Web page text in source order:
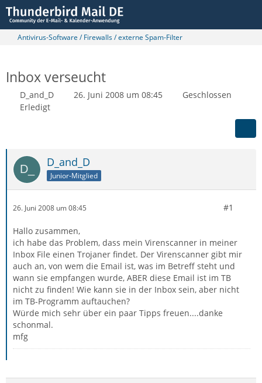
Antivirus-Software / Firewalls / externe Spam-Filter
Inbox verseucht
D_and_D 26. Juni 2008 um 08:45
Geschlossen
Erledigt
D_and_D
Junior-Mitglied
26. Juni 2008 um 08:45 #1
Hallo zusammen,
ich habe das Problem, dass mein Virenscanner in meiner
Inbox File einen Trojaner findet. Der Virenscanner gibt mir
auch an, von wem die Email ist, was im Betreff steht und
wann sie empfangen wurde, ABER diese Email ist im TB
nicht zu finden! Wie kann sie in der Inbox sein, aber nicht
im TB-Programm auftauchen?
Würde mich sehr über ein paar Tipps freuen....danke
schonmal.
mfg